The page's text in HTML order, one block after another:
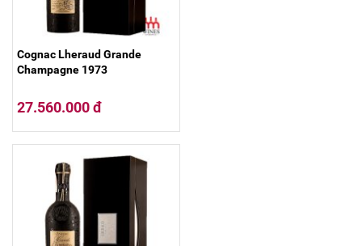
Cognac Lheraud Grande
Champagne 1973
27.560.000 đ